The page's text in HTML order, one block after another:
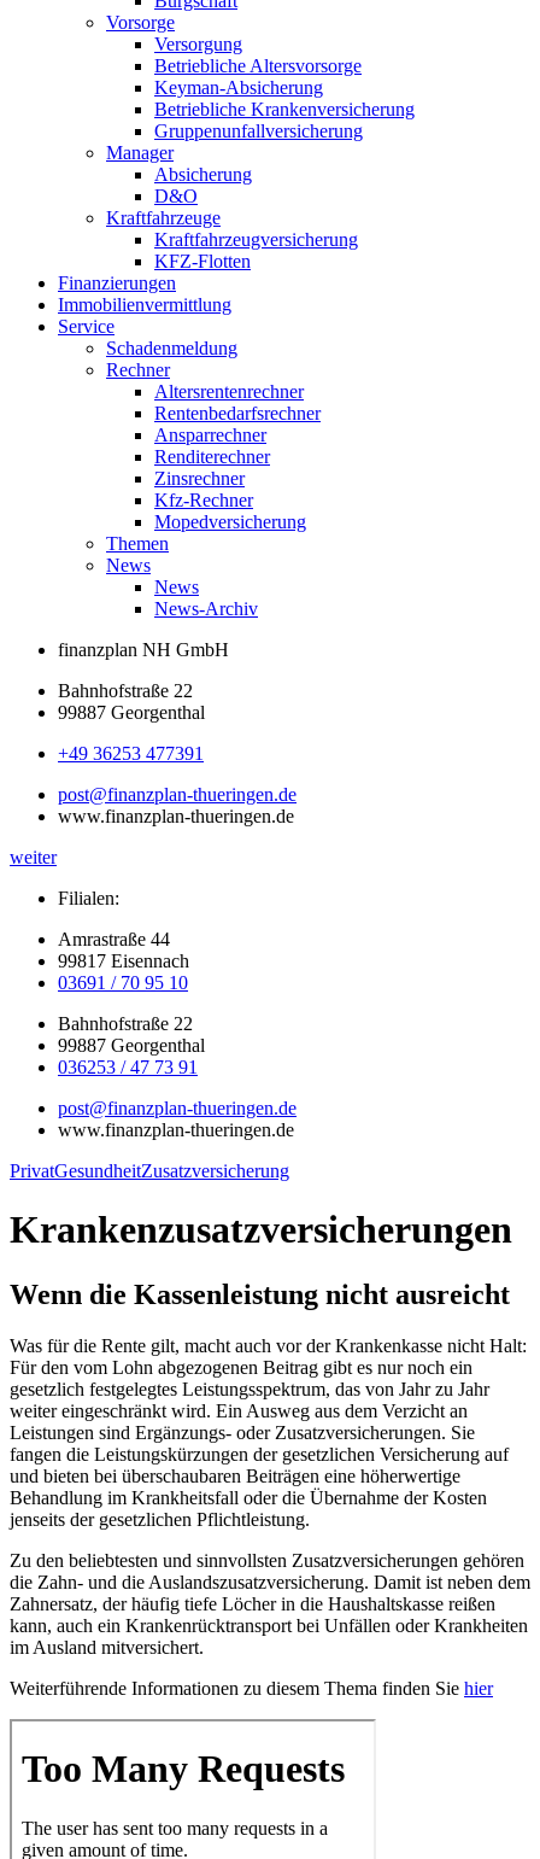
Vorsorge
Versorgung
Betriebliche Altersvorsorge
Keyman-Absicherung
Betriebliche Krankenversicherung
Gruppenunfallversicherung
Manager
Absicherung
D&O
Kraftfahrzeuge
Kraftfahrzeugversicherung
KFZ-Flotten
Finanzierungen
Immobilienvermittlung
Service
Schadenmeldung
Rechner
Altersrentenrechner
Rentenbedarfsrechner
Ansparrechner
Renditerechner
Zinsrechner
Kfz-Rechner
Mopedversicherung
Themen
News
News
News-Archiv
finanzplan NH GmbH
Bahnhofstraße 22
99887 Georgenthal
+49 36253 477391
post@finanzplan-thueringen.de
www.finanzplan-thueringen.de
weiter
Filialen:
Amrastraße 44
99817 Eisennach
03691 / 70 95 10
Bahnhofstraße 22
99887 Georgenthal
036253 / 47 73 91
post@finanzplan-thueringen.de
www.finanzplan-thueringen.de
PrivatGesundheitZusatzversicherung
Krankenzusatzversicherungen
Wenn die Kassenleistung nicht ausreicht
Was für die Rente gilt, macht auch vor der Krankenkasse nicht Halt:
Für den vom Lohn abgezogenen Beitrag gibt es nur noch ein
gesetzlich festgelegtes Leistungsspektrum, das von Jahr zu Jahr
weiter eingeschränkt wird. Ein Ausweg aus dem Verzicht an
Leistungen sind Ergänzungs- oder Zusatzversicherungen. Sie
fangen die Leistungskürzungen der gesetzlichen Versicherung auf
und bieten bei überschaubaren Beiträgen eine höherwertige
Behandlung im Krankheitsfall oder die Übernahme der Kosten
jenseits der gesetzlichen Pflichtleistung.
Zu den beliebtesten und sinnvollsten Zusatzversicherungen gehören
die Zahn- und die Auslandszusatzversicherung. Damit ist neben dem
Zahnersatz, der häufig tiefe Löcher in die Haushaltskasse reißen
kann, auch ein Krankenrücktransport bei Unfällen oder Krankheiten
im Ausland mitversichert.
Weiterführende Informationen zu diesem Thema finden Sie hier